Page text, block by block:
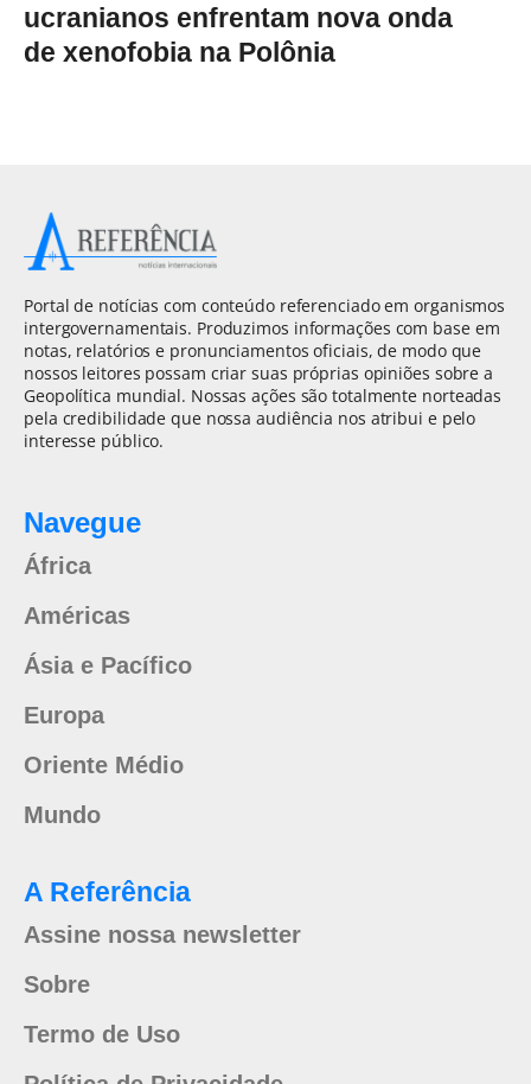
ucranianos enfrentam nova onda
de xenofobia na Polônia
Portal de notícias com conteúdo referenciado em organismos
intergovernamentais. Produzimos informações com base em
notas, relatórios e pronunciamentos oficiais, de modo que
nossos leitores possam criar suas próprias opiniões sobre a
Geopolítica mundial. Nossas ações são totalmente norteadas
pela credibilidade que nossa audiência nos atribui e pelo
interesse público.
Navegue
África
Américas
Ásia e Pacífico
Europa
Oriente Médio
Mundo
A Referência
Assine nossa newsletter
Sobre
Termo de Uso